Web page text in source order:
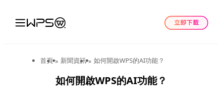
首頁 » 新聞資訊 » 如何開啟WPS的AI功能？
如何開啟WPS的AI功能？